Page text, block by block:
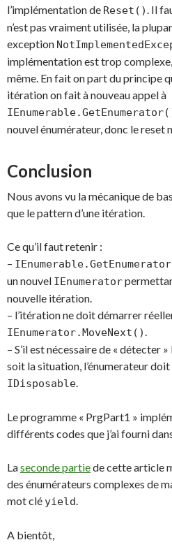
l’implémentation de Reset(). Il
n’est pas vraiment utilisée, la
exception
implémentation est trop complexe,
même. En fait on part du principe
itération on fait à nouveau appel à
nouvel énumérateur, donc le reset
Conclusion
Nous avons vu la mécanique de
que le pattern d’une itération.
Ce qu’il faut retenir :
–
un nouvel IEnumerator
nouvelle itération.
– l’itération ne doit démarrer
IEnumerator.MoveNext().
– S’il est nécessaire de « détecter
soit la situation, l’énumerateur
IDisposable.
Le programme « PrgPart1 »
différents codes que j’ai fourni
Laseconde partiede cette article
des énumérateurs complexes de
mot clé yield.
A bientôt,